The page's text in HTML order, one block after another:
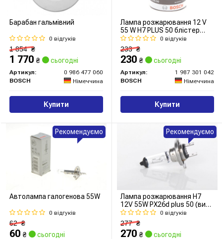
Барабан гальмівний
0 відгуків
1 854₴
1 770 ₴ сьогодні
Артикул:
0 986 477 060
BOSCH
Німеччина
Купити
Лампа розжарювання 12 V
55 W H7 PLUS 50 блістер
(вир-во Bosch)0 відгуків
233₴
230 ₴ сьогодні
Артикул:
1 987 301 042
BOSCH
Німеччина
Купити
Автолампа галогенова 55W
0 відгуків
62₴
60 ₴ сьогодні
Рекомендуємо
Лампа розжарювання H7
12V 55W PX26d plus 50 (вир-
во Bosch)
0 відгуків
277₴
270 ₴ сьогодні
Рекомендуємо